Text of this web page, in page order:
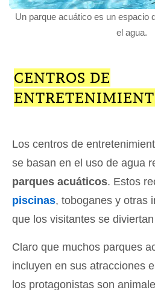
Un parque acuático es un espacio
el agua.
CENTROS DE
Los centros de
se basan en el uso de agua
parques acuáticos. Estos
piscinas, toboganes y otras
que los visitantes se
Claro que muchos parques
incluyen en sus atracciones
los protagonistas son